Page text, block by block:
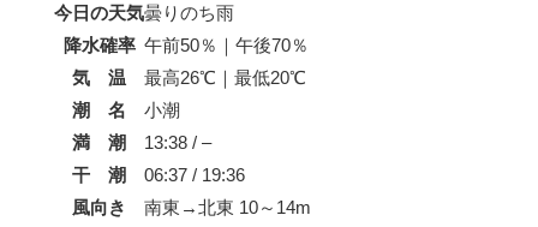
今日の天気曇りのち雨
降水確率 午前50％｜午後70％
気 温
最高26℃｜最低20℃
潮 名
小潮
満 潮
13:38 / –
干 潮
06:37 / 19:36
風向き
南東→北東 10～14m